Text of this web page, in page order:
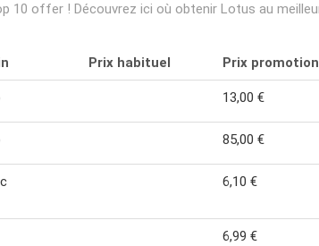
10 offer ! Découvrez ici où obtenir Lotus au
Prix habituel Prix
13,00 €
85,00 €
6,10 €
6,99 €